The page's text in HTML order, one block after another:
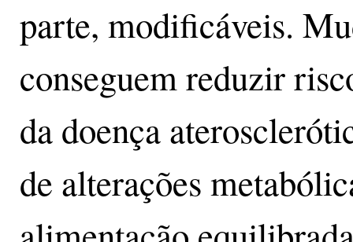
parte, modificáveis.
conseguem reduzir
da doença
de alterações